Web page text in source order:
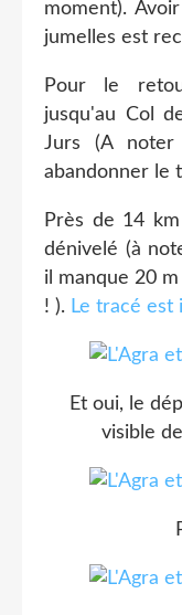
moment).
jumelles est
Pour le
jusqu'au Col
Jurs (A
abandonner le
Près de 14
dénivelé (à
il manque 20
! ). Le tracé est
Et oui, le
visible